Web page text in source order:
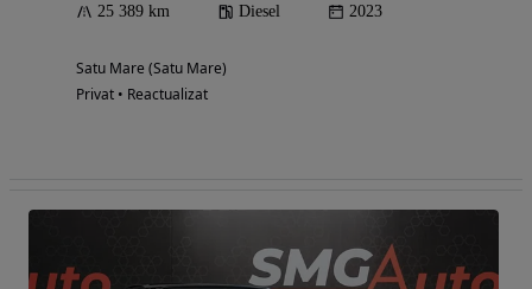
25 389 km Diesel 2023
Satu Mare (Satu Mare)
Privat • Reactualizat